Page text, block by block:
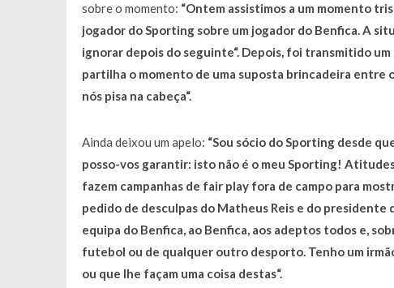
sobre o momento: “Ontem assistimos a um momento
jogador do Sporting sobre um jogador do Benfica. A
ignorar depois do seguinte“. Depois, foi transmitido
partilha o momento de uma suposta brincadeira entre
nós pisa na cabeça“.
Ainda deixou um apelo: “Sou sócio do Sporting desde
posso-vos garantir: isto não é o meu Sporting!
fazem campanhas de fair play fora de campo para
pedido de desculpas do Matheus Reis e do presidente
equipa do Benfica, ao Benfica, aos adeptos todos e,
futebol ou de qualquer outro desporto. Tenho um
ou que lhe façam uma coisa destas“.